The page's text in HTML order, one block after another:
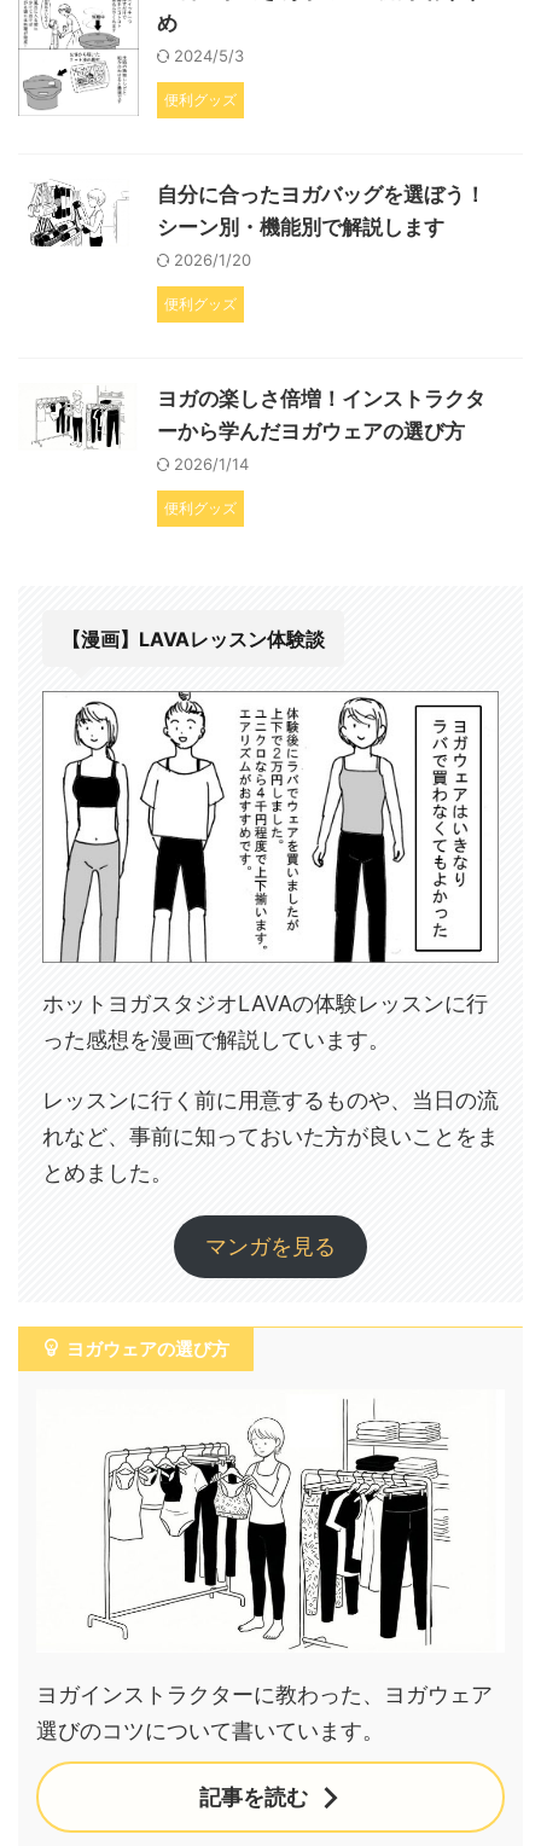
め
2024/5/3
便利グッズ
自分に合ったヨガバッグを選ぼう！
シーン別・機能別で解説します
2026/1/20
便利グッズ
ヨガの楽しさ倍増！インストラクタ
ーから学んだヨガウェアの選び方
2026/1/14
便利グッズ
【漫画】LAVAレッスン体験談
ホットヨガスタジオLAVAの体験レッスンに行
った感想を漫画で解説しています。
レッスンに行く前に用意するものや、当日の流
れなど、事前に知っておいた方が良いことをま
とめました。
マンガを見る
ヨガウェアの選び方
ヨガインストラクターに教わった、ヨガウェア
選びのコツについて書いています。
記事を読む